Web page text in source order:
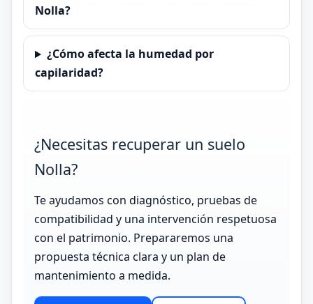
Nolla?
¿Cómo afecta la humedad por
capilaridad?
¿Necesitas recuperar un suelo
Nolla?
Te ayudamos con diagnóstico, pruebas de
compatibilidad y una intervención respetuosa
con el patrimonio. Prepararemos una
propuesta técnica clara y un plan de
mantenimiento a medida.